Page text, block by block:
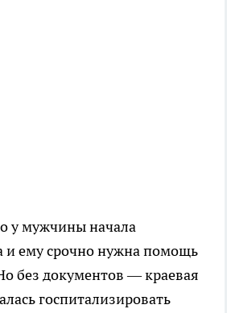
у мужчины начала
и ему срочно нужна помощь
без документов — краевая
госпитализировать